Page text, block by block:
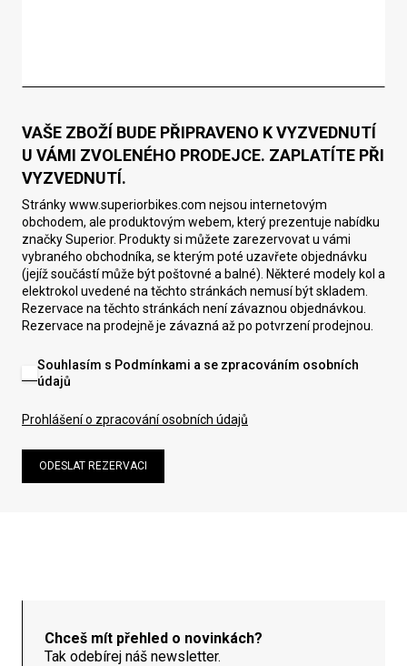
VAŠE ZBOŽÍ BUDE PŘIPRAVENO K VYZVEDNUTÍ
U VÁMI ZVOLENÉHO PRODEJCE. ZAPLATÍTE PŘI
VYZVEDNUTÍ.
Stránky www.superiorbikes.com nejsou internetovým
obchodem, ale produktovým webem, který prezentuje nabídku
značky Superior. Produkty si můžete zarezervovat u vámi
vybraného obchodníka, se kterým poté uzavřete objednávku
(jejíž součástí může být poštovné a balné). Některé modely kol a
elektrokol uvedené na těchto stránkách nemusí být skladem.
Rezervace na těchto stránkách není závaznou objednávkou.
Rezervace na prodejně je závazná až po potvrzení prodejnou.
Souhlasím s Podmínkami a se zpracováním osobních
údajů
Prohlášení o zpracování osobních údajů
ODESLAT REZERVACI
Chceš mít přehled o novinkách?
Tak odebírej náš newsletter.